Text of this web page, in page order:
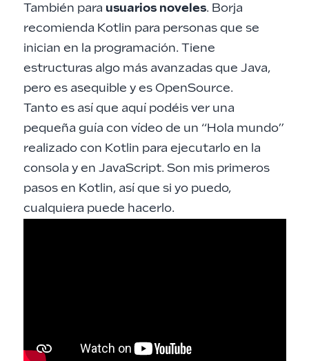
También para usuarios noveles. Borja
recomienda Kotlin para personas que se
inician en la programación. Tiene
estructuras algo más avanzadas que Java,
pero es asequible y es OpenSource.
Tanto es así que aquí podéis ver una
pequeña guía con vídeo de un “Hola mundo”
realizado con Kotlin para ejecutarlo en la
consola y en JavaScript. Son mis primeros
pasos en Kotlin, así que si yo puedo,
cualquiera puede hacerlo.